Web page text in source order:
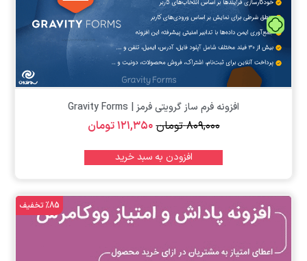
تومان
افزونه فرم ساز گرویتی فرمز | Gravity Forms
۸۰۹,۰۰۰ تومان۱۲۱,۳۵۰تومان
افزودن به سبد خرید
%85 تخفیف